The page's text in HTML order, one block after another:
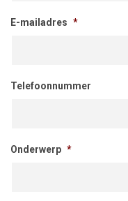
E-mailadres *
Telefoonnummer
Onderwerp *